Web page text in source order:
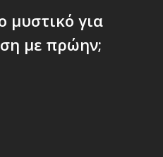
μυστικό για
με πρώην;